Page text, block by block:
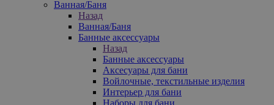
Ванная/Баня
Назад
Ванная/Баня
Банные аксессуары
Назад
Банные аксессуары
Аксесуары для бани
Войлочные, текстильные изделия
Интерьер для бани
Наборы для бани